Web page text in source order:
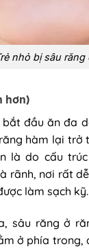
nhỏ bị sâu răng
hơn)
đầu ăn đa
hàm lại trở
là do cấu
rãnh, nơi rất
làm sạch kỹ.
sâu răng ở
ở phía trong,